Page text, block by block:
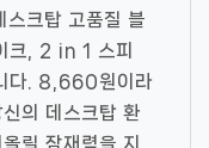
스크탑 고품질 블
크, 2 in 1 스피
다. 8,660원이라
의 데스크탑 환
릴 잠재력을 지